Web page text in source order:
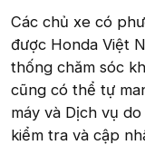
Các chủ xe có
được Honda Việt
thống chăm sóc
cũng có thể tự
máy và Dịch vụ
kiểm tra và cập